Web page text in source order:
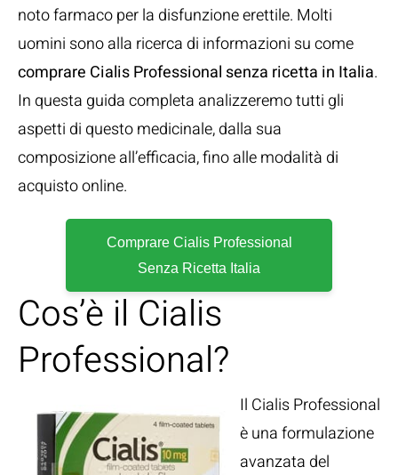
noto farmaco per la disfunzione erettile. Molti
uomini sono alla ricerca di informazioni su come
comprare Cialis Professional senza ricetta in Italia.
In questa guida completa analizzeremo tutti gli
aspetti di questo medicinale, dalla sua
composizione all’efficacia, fino alle modalità di
acquisto online.
Comprare Cialis Professional
Senza Ricetta Italia
Cos’è il Cialis
Professional?
Il Cialis Professional
è una formulazione
avanzata del